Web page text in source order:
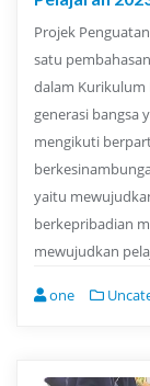
Projek
satu
dalam Kurikulum
generasi bangsa
mengikuti
yaitu
berkepribadian
mewujudkan
one